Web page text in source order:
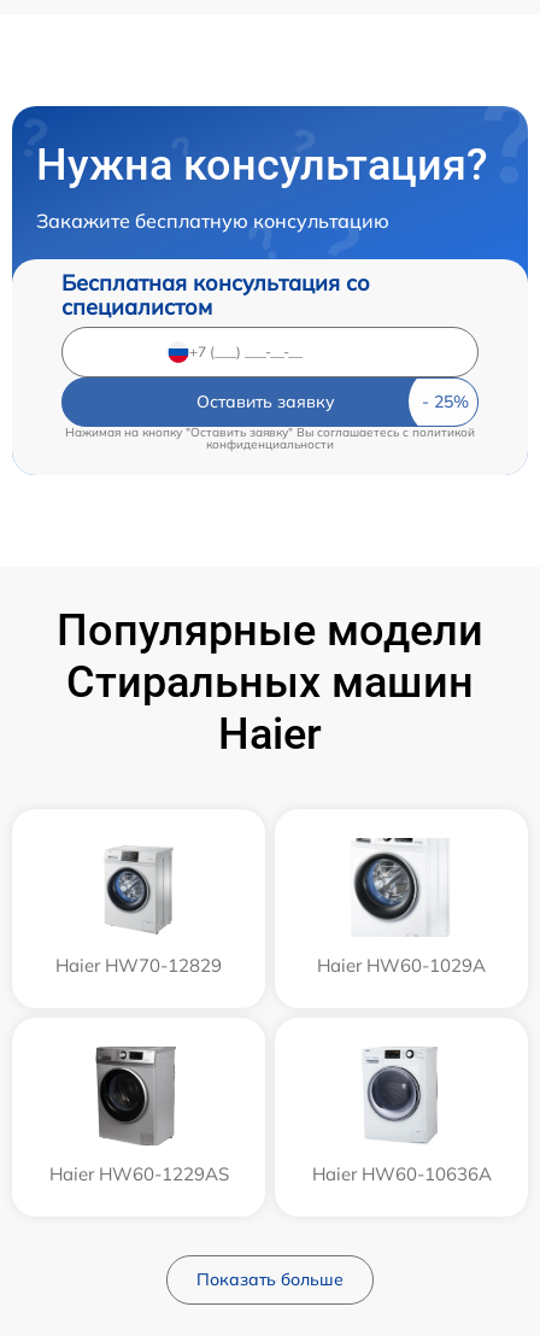
Нужна консультация?
Закажите бесплатную консультацию
Бесплатная консультация со
специалистом
Оставить заявку
Нажимая на кнопку "Оставить заявку" Вы соглашаетесь cполитикой
конфиденциальности
Популярные модели
Стиральных машин
Haier
Haier HW70-12829 Haier HW60-1029A
Haier HW60-1229AS Haier HW60-10636A
Показать больше